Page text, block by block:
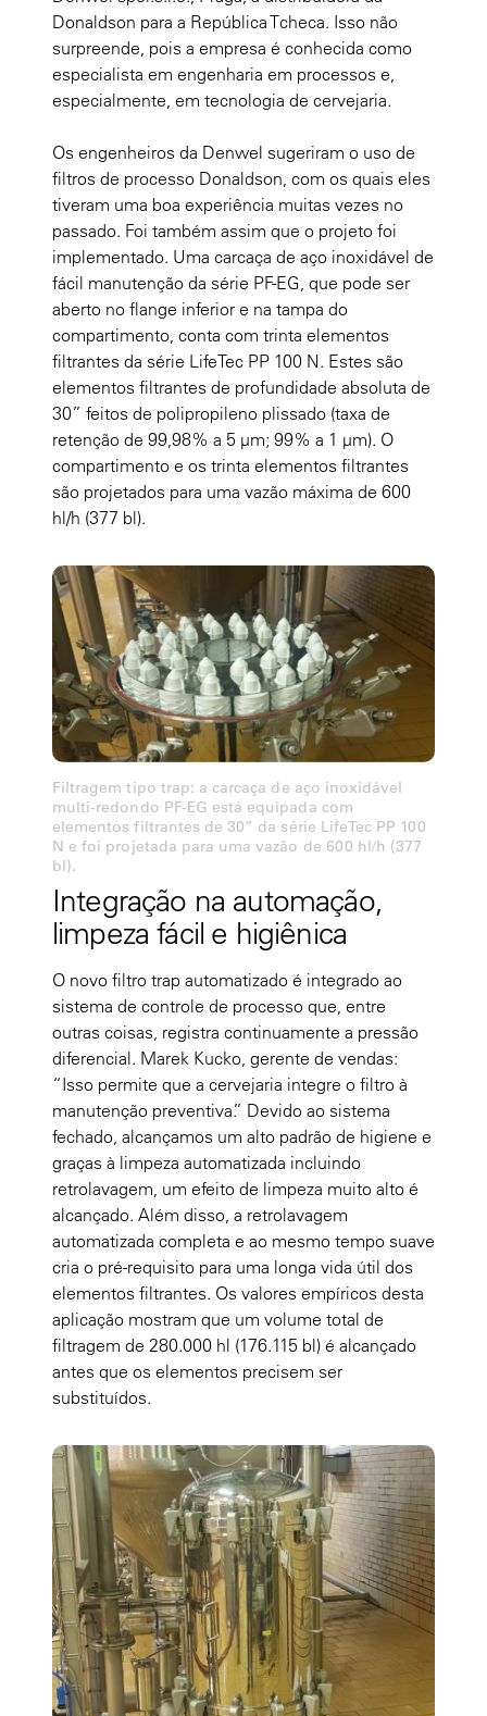
Donaldson para a República Tcheca. Isso não
surpreende, pois a empresa é conhecida como
especialista em engenharia em processos e,
especialmente, em tecnologia de cervejaria.
Os engenheiros da Denwel sugeriram o uso de
filtros de processo Donaldson, com os quais eles
tiveram uma boa experiência muitas vezes no
passado. Foi também assim que o projeto foi
implementado. Uma carcaça de aço inoxidável de
fácil manutenção da série PF-EG, que pode ser
aberto no flange inferior e na tampa do
compartimento, conta com trinta elementos
filtrantes da série LifeTec PP 100 N. Estes são
elementos filtrantes de profundidade absoluta de
30” feitos de polipropileno plissado (taxa de
retenção de 99,98% a 5 µm; 99% a 1 µm). O
compartimento e os trinta elementos filtrantes
são projetados para uma vazão máxima de 600
hl/h (377 bl).
Filtragem tipo trap: a carcaça de aço inoxidável
multi-redondo PF-EG está equipada com
elementos filtrantes de 30” da série LifeTec PP 100
N e foi projetada para uma vazão de 600 hl/h (377
bl).
Integração na automação,
limpeza fácil e higiênica
O novo filtro trap automatizado é integrado ao
sistema de controle de processo que, entre
outras coisas, registra continuamente a pressão
diferencial. Marek Kucko, gerente de vendas:
“Isso permite que a cervejaria integre o filtro à
manutenção preventiva.” Devido ao sistema
fechado, alcançamos um alto padrão de higiene e
graças à limpeza automatizada incluindo
retrolavagem, um efeito de limpeza muito alto é
alcançado. Além disso, a retrolavagem
automatizada completa e ao mesmo tempo suave
cria o pré-requisito para uma longa vida útil dos
elementos filtrantes. Os valores empíricos desta
aplicação mostram que um volume total de
filtragem de 280.000 hl (176.115 bl) é alcançado
antes que os elementos precisem ser
substituídos.